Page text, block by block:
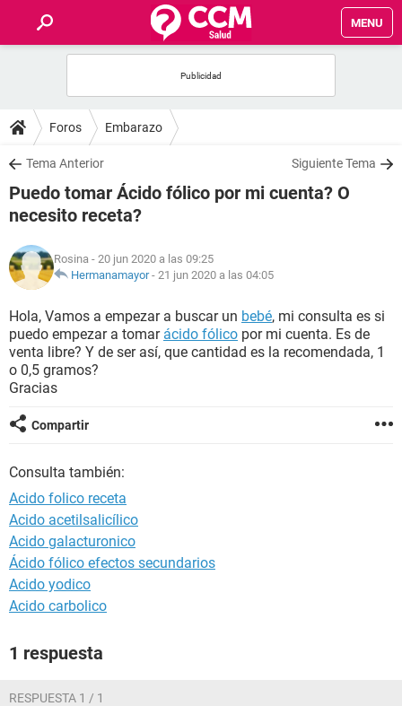
MENU
FOROS
SALUD
FAMILIA
NUTRICIÓN
SEXUALIDAD
GLOSARIO
Foros Embarazo
Tema Anterior Siguiente Tema
Puedo tomar Ácido fólico por mi cuenta? O
necesito receta?
Rosina - 20 jun 2020 a las 09:25
Hermanamayor- 21 jun 2020 a las 04:05
Hola, Vamos a empezar a buscar un bebé, mi consulta es si
puedo empezar a tomar ácido fólico por mi cuenta. Es de
venta libre? Y de ser así, que cantidad es la recomendada, 1
o 0,5 gramos?
Gracias
Compartir
Consulta también:
Acido folico receta
Acido acetilsalicílico
Acido galacturonico
Ácido fólico efectos secundarios
Acido yodico
Acido carbolico
1 respuesta
RESPUESTA 1 / 1